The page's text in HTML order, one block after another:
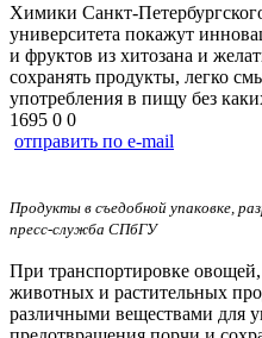
Химики
университета покажут
и фруктов из хитозана и
сохранять продукты, легко
употребления в пищу без
1695 0 0
отправить по e-mail
Продукты в съедобной упаковке,
пресс-служба СПбГУ
При транспортировке
животных и растительных
различными веществами для